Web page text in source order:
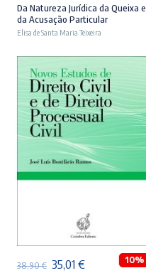
preço
original
23,90 €.
preço
atual
21,51 €.
Da Natureza Jurídica da Queixa e
da Acusação Particular
Elisa de Santa Maria Teixeira
ADICIONAR
38,90€ O
35,01 €O
10%